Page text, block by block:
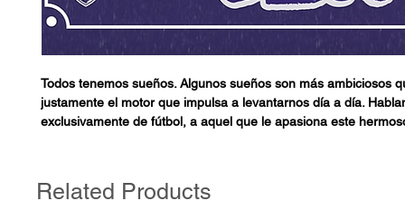
Todos tenemos sueños. Algunos sueños son más ambiciosos
justamente el motor que impulsa a levantarnos día a día.
exclusivamente de fútbol, a aquel que le apasiona este
Related Products